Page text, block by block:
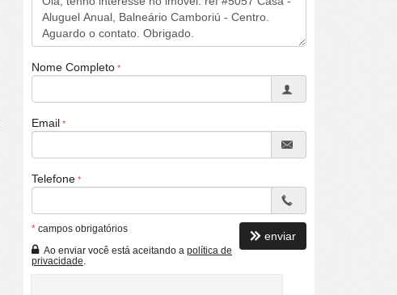
Nome Completo
Email
Telefone
* campos obrigatórios
Ao enviar você está aceitando a política de
privacidade
enviar